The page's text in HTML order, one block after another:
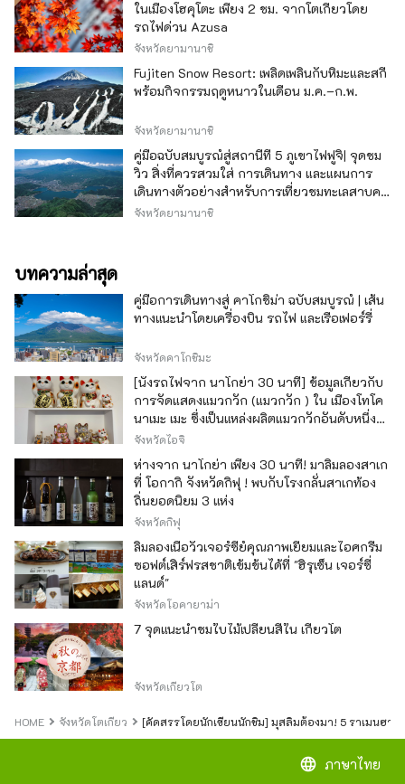
ในเมืองโฮคุโตะ เพียง 2 ชม. จากโตเกียวโดย
รถไฟด่วน Azusa
จังหวัดยามานาชิ
Fujiten Snow Resort: เพลิดเพลินกับหิมะและสกี
พร้อมกิจกรรมฤดูหนาวในเดือน ม.ค.–ก.พ.
จังหวัดยามานาชิ
คู่มือฉบับสมบูรณ์สู่สถานีที่ 5 ภูเขาไฟฟูจิ| จุดชม
วิว สิ่งที่ควรสวมใส่ การเดินทาง และแผนการ
เดินทางตัวอย่างสำหรับการเที่ยวชมทะเลสาบคา
วากุจิ
จังหวัดยามานาชิ
บทความล่าสุด
คู่มือการเดินทางสู่ คาโกชิม่า ฉบับสมบูรณ์ | เส้น
ทางแนะนำโดยเครื่องบิน รถไฟ และเรือเฟอร์รี่
จังหวัดคาโกชิมะ
[นั่งรถไฟจาก นาโกย่า 30 นาที] ข้อมูลเกี่ยวกับ
การจัดแสดงแมวกวัก (แมวกวัก ) ใน เมืองโทโค
นาเมะ เมะ ซึ่งเป็นแหล่งผลิตแมวกวักอันดับหนึ่ง
ของญี่ปุ่น
จังหวัดไอจิ
ห่างจาก นาโกย่า เพียง 30 นาที! มาลิ้มลองสาเก
ที่ โอกากิ จังหวัดกิฟุ ! พบกับโรงกลั่นสาเกท้อง
ถิ่นยอดนิยม 3 แห่ง
จังหวัดกิฟุ
ลิ้มลองเนื้อวัวเจอร์ซีย์คุณภาพเยี่ยมและไอศกรีม
ซอฟต์เสิร์ฟรสชาติเข้มข้นได้ที่ "ฮิรุเซ็น เจอร์ซี่
แลนด์"
จังหวัดโอคายาม่า
7 จุดแนะนำชมใบไม้เปลี่ยนสีใน เกียวโต
จังหวัดเกียวโต
HOME จังหวัดโตเกียว [คัดสรรโดยนักเขียนนักชิม] มุสลิมต้องมา! 5 ราเมนฮา
language ภาษาไทย